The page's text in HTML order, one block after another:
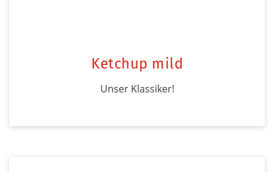
Ketchup mild
Unser Klassiker!